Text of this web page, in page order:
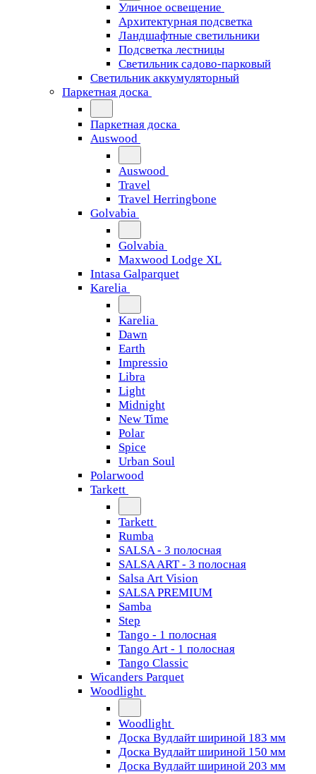
Уличное освещение
Архитектурная подсветка
Ландшафтные светильники
Подсветка лестницы
Светильник садово-парковый
Светильник аккумуляторный
Паркетная доска
Паркетная доска
Auswood
Auswood
Travel
Travel Herringbone
Golvabia
Golvabia
Maxwood Lodge XL
Intasa Galparquet
Karelia
Karelia
Dawn
Earth
Impressio
Libra
Light
Midnight
New Time
Polar
Spice
Urban Soul
Polarwood
Tarkett
Tarkett
Rumba
SALSA - 3 полосная
SALSA ART - 3 полосная
Salsa Art Vision
SALSA PREMIUM
Samba
Step
Tango - 1 полосная
Tango Art - 1 полосная
Tango Classiс
Wicanders Parquet
Woodlight
Woodlight
Доска Вудлайт шириной 183 мм
Доска Вудлайт шириной 150 мм
Доска Вудлайт шириной 203 мм